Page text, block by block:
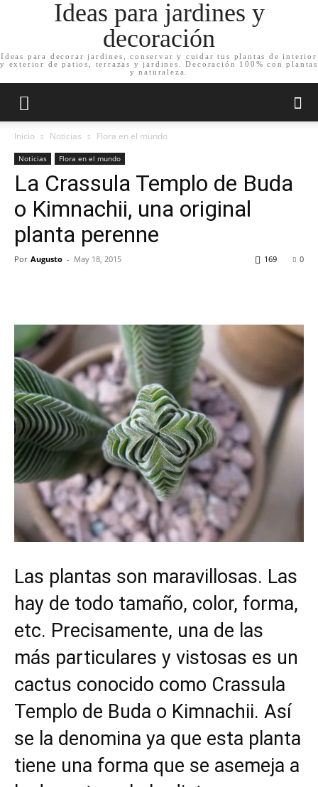
Ideas para jardines y
decoración
Ideas para decorar jardines, conservar y cuidar tus plantas de interior
y exterior de patios, terrazas y jardines. Decoración 100% con plantas
y naturaleza.
Inicio Noticias Flora en el mundo
Noticias Flora en el mundo
La Crassula Templo de Buda
o Kimnachii, una original
planta perenne
Por Augusto - May 18, 2015 0
169
Las plantas son maravillosas. Las
hay de todo tamaño, color, forma,
etc. Precisamente, una de las
más particulares y vistosas es un
cactus conocido como Crassula
Templo de Buda o Kimnachii. Así
se la denomina ya que esta planta
tiene una forma que se asemeja a